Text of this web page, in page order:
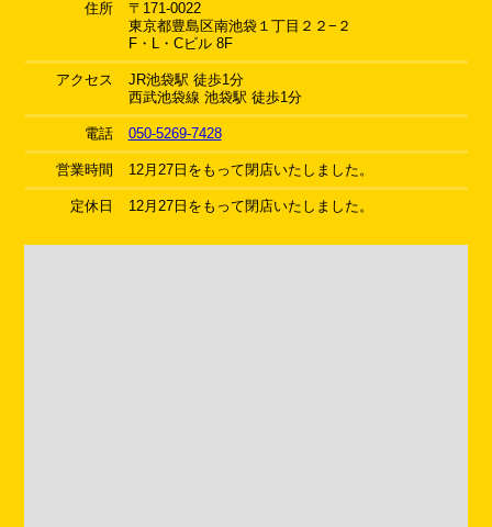
住所
〒171-0022
東京都豊島区南池袋１丁目２２−２
F・L・Cビル 8F
アクセス
JR池袋駅 徒歩1分
西武池袋線 池袋駅 徒歩1分
電話 050-5269-7428
営業時間 12月27日をもって閉店いたしました。
定休日 12月27日をもって閉店いたしました。